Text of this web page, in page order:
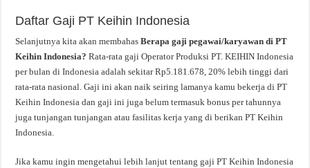
Daftar Gaji PT Keihin Indonesia
Selanjutnya kita akan membahasBerapa gaji pegawai/karyawan di PT
Keihin Indonesia? Rata-rata gaji Operator Produksi PT. KEIHIN Indonesia
per bulan di Indonesia adalah sekitar Rp5.181.678, 20% lebih tinggi dari
rata-rata nasional. Gaji ini akan naik seiring lamanya kamu bekerja di PT
Keihin Indonesia dan gaji ini juga belum termasuk bonus per tahunnya
juga tunjangan tunjangan atau fasilitas kerja yang di berikan PT Keihin
Indonesia.
Jika kamu ingin mengetahui lebih lanjut tentang gaji PT Keihin Indonesia